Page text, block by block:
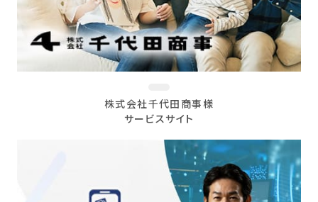
株式会社千代田商事様
サービスサイト